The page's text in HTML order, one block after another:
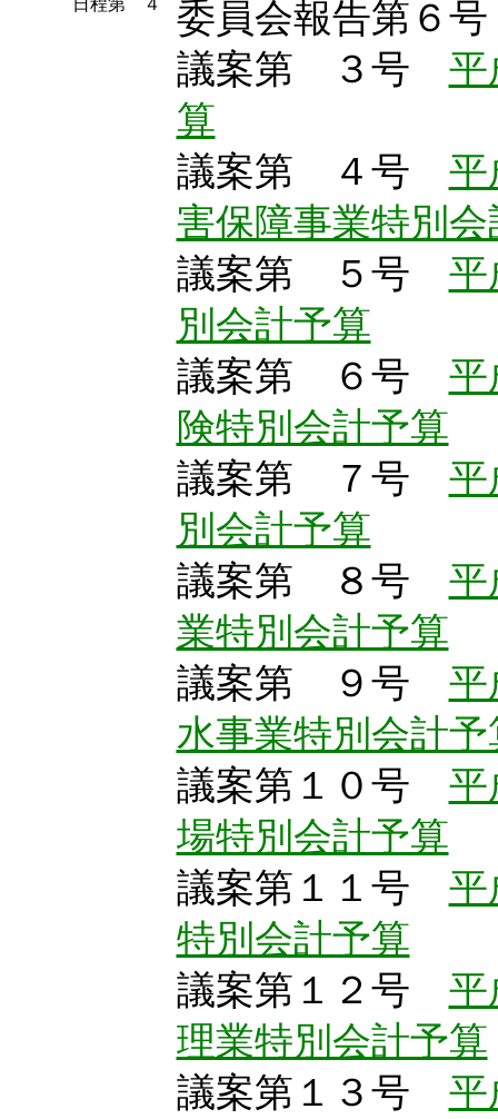
日程第 ４
委員会報告第６号
議案第 ３号 平
算
議案第 ４号 平
害保障事業特別会
議案第 ５号 平
別会計予算
議案第 ６号 平
険特別会計予算
議案第 ７号 平
別会計予算
議案第 ８号 平
業特別会計予算
議案第 ９号 平
水事業特別会計予
議案第１０号 平
場特別会計予算
議案第１１号 平
特別会計予算
議案第１２号 平
理業特別会計予算
議案第１３号 平